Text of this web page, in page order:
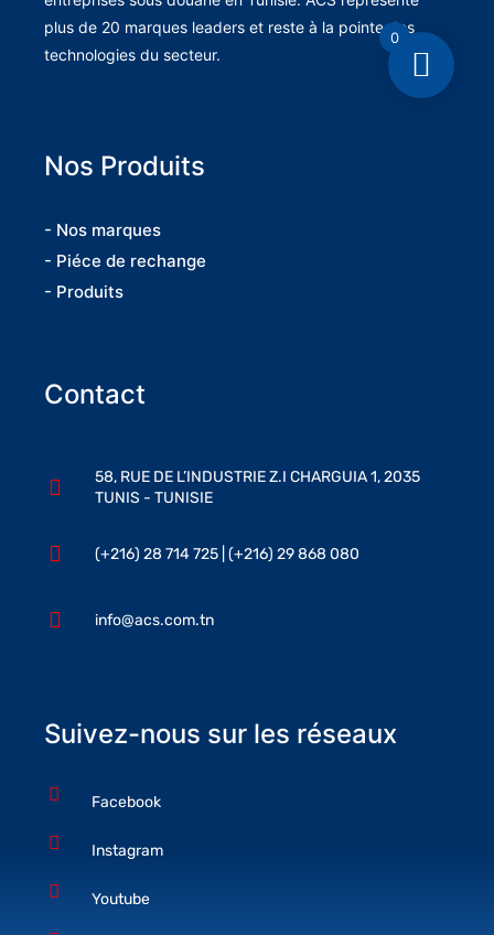
plus de 20 marques leaders et reste à la pointe des
technologies du secteur.
Nos Produits
- Nos marques
- Piéce de rechange
- Produits
Contact
58, RUE DE L’INDUSTRIE Z.I CHARGUIA 1, 2035
TUNIS - TUNISIE
(+216) 28 714 725 | (+216) 29 868 080
info@acs.com.tn
Suivez-nous sur les réseaux
Facebook
Instagram
Youtube
0